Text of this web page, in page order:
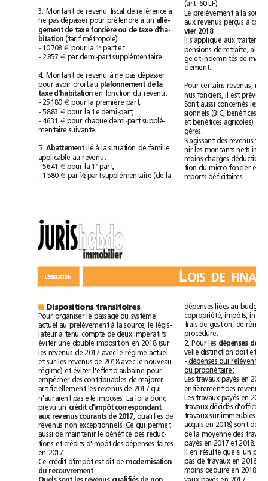
3. Montant de revenu de référence à
ne pas dépasser pour prétendre à un
allé-
gement
de taxe foncière ou de taxe
d'ha-
bitation
(tarif métropole)
- 10708 € pour la 1e part
et
-
2857 € par demi-part supplémentaire.
4. Montant de revenu à ne pas
dépasser
pour
avoir droit au plafonnement de la
taxe
d'habitation en fonction du
revenu:
-
25180 € pour la première
part,
-
5883 € pour la 1e
demi-part,
-
4631 € pour chaque demi-part
supplé-
mentaire
suivante.
5. Abattement lié à la situation de
famille
applicable
au
revenu:
-
5641 € pour la 1e
part,
-
1580 € par ½ part supplémentaire (de la
(art. 60
LF).
Le
prélèvement à la
aux
revenus perçus à
vier2018.
s'applique
aux
pensions
de
retraite,
ge
et indemnités
de
ciement.
Pour certains
revenus,
nus
fonciers, est prévu
Sont
aussi concernés
les
sionnels
(BIC, bénéfices
et
bénéfices agricoles)
gères.
S'agissant
des
revenus
nir
les montants
nets
moins
charges
tion du micro-foncier
reports
déficitaires.
■ Dispositions transitoires
Pour organiser le passage du système
actuel au prélèvementà la source, le légis-
lateura tenu compte de deux
impératifs:
éviter
une double imposition en 2018
(sur
les
revenus de 2017 avec le régime
et
sur les revenus de 2018 avec le
nouveau
régime)
et éviter l'effet d'aubaine pour
empêcher des contribuables de majorer
artificiellement les revenus de 2017 qui
n'auraient pas été La loi a donc
prévu un crédit d'impôt
correspondant
aux
revenus courants de 2017, qualifiés
de
revenus
non exceptionnels. Ce qui permet
aussi de maintenir le bénéfice des
réduc-
tions
et crédits d'impôt des dépenses
faites
en
Ce
crédit d'impôt est dit de
modernisation
du
recouvrement.
dépenses liées au
copropriété, impôts,
frais de gestion, de
procédure.
2
Pour les dépenses de
velle distinction doit
-
dépenses qui relèvent
du
propriétaire:
Les travaux payés en
entièrement des
Les travaux payés en
travaux décidés d'office
travaux sur
immeubles
acquis
en 2018) sont
de la moyenne des
payés
en2017 et2018.
en résulte que si un
pas de travaux en
moins
déduire en 2018
L
LÉGISLATION